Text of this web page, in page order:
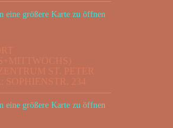
ST. PETER
SOPHIENSTR. 234